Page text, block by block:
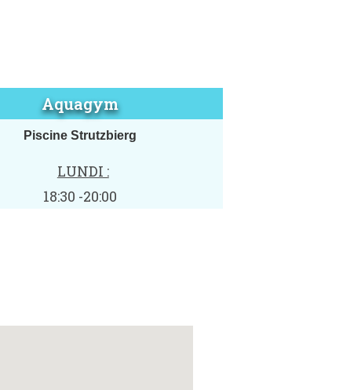
Aquagym
Piscine Strutzbierg
LUNDI :
18:30 -20:00